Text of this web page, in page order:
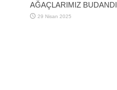
AĞAÇLARIMIZ BUDANDI
29 Nisan 2025